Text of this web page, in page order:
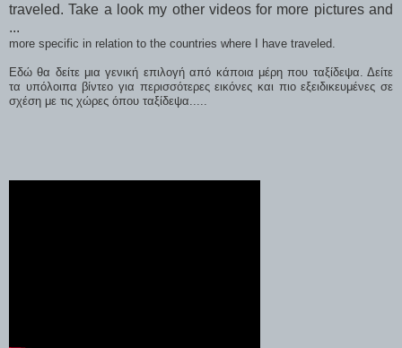
traveled. Take a look my other videos for more pictures and
...
more specific in relation to the countries where I have traveled.
Εδώ θα δείτε μια γενική επιλογή από κάποια μέρη που ταξίδεψα. Δείτε
τα υπόλοιπα βίντεο για περισσότερες εικόνες και πιο εξειδικευμένες σε
σχέση με τις χώρες όπου ταξίδεψα.